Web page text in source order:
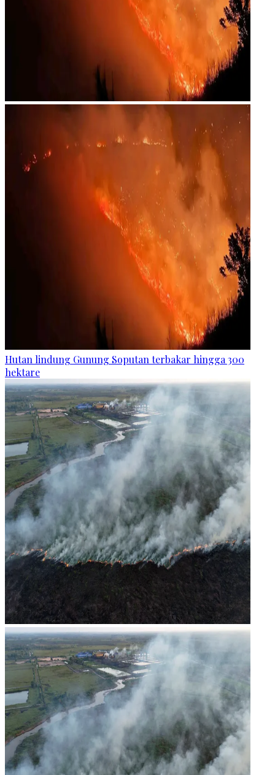
Hutan lindung Gunung Soputan terbakar hingga 300
hektare